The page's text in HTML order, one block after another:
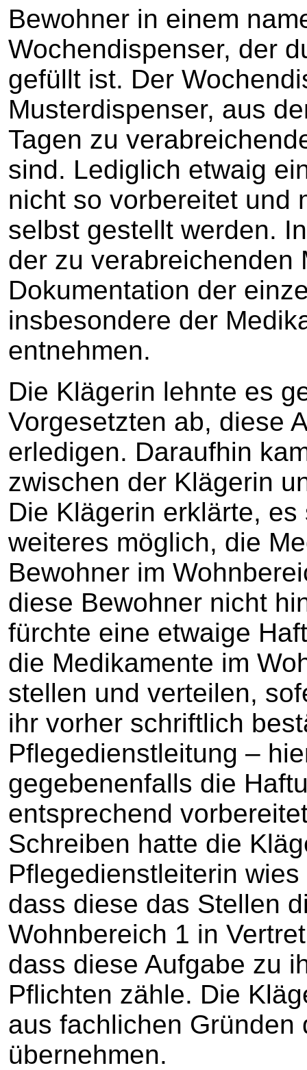
Bewohner in einem
Wochendispenser, der
gefüllt ist. Der
Musterdispenser, aus
Tagen zu
sind. Lediglich etwaig
nicht so vorbereitet und
selbst gestellt werden.
der zu verabreichenden
Dokumentation der
insbesondere der
entnehmen.
Die Klägerin lehnte es
Vorgesetzten ab, diese
erledigen. Daraufhin
zwischen der Klägerin
Die Klägerin erklärte,
weiteres möglich, die
Bewohner im
diese Bewohner nicht
fürchte eine etwaige
die Medikamente im
stellen und verteilen,
ihr vorher schriftlich
Pflegedienstleitung –
gegebenenfalls die
entsprechend
Schreiben hatte die
Pflegedienstleiterin
dass diese das Stellen
Wohnbereich 1 in
dass diese Aufgabe zu
Pflichten zähle. Die
aus fachlichen Gründen
übernehmen.